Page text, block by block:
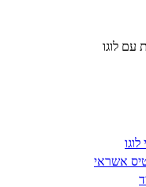
עם לוגו
אשראי